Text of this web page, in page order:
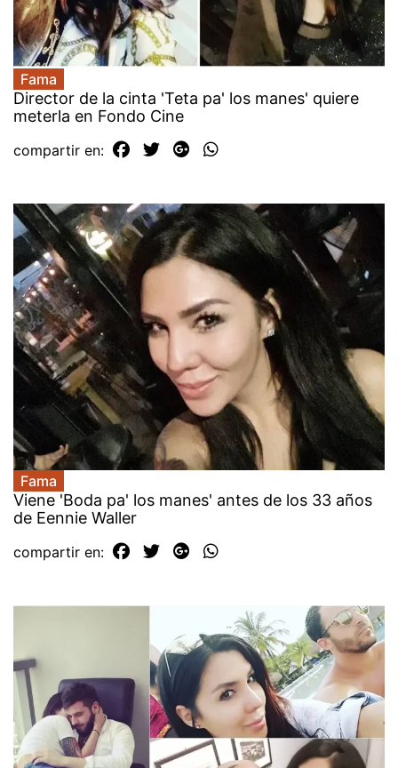
Fama
Director de la cinta 'Teta pa' los manes' quiere
meterla en Fondo Cine
compartir en:
Fama
Viene 'Boda pa' los manes' antes de los 33 años
de Eennie Waller
compartir en: